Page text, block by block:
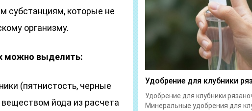
субстанциям, которые не
организму.
можно выделить:
(пятнистость, черные
йода из расчета
Удобрение для клубники
Удобрение для клубники
Минеральные удобрения для